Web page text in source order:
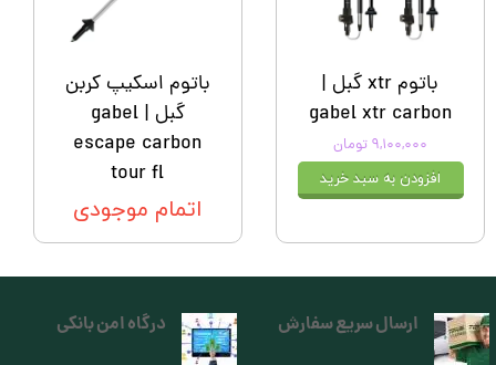
باتوم xtr گبل |
gabel xtr carbon
۹,۱۰۰,۰۰۰ تومان
افزودن به سبد خرید
باتوم اسکیپ کربن
گبل | gabel
escape carbon
tour fl
اتمام موجودی
ارسال سریع سفارش درگاه امن بانکی